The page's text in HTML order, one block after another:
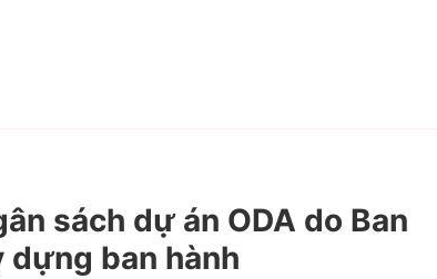
sách dự án ODA do Ban
ban hành